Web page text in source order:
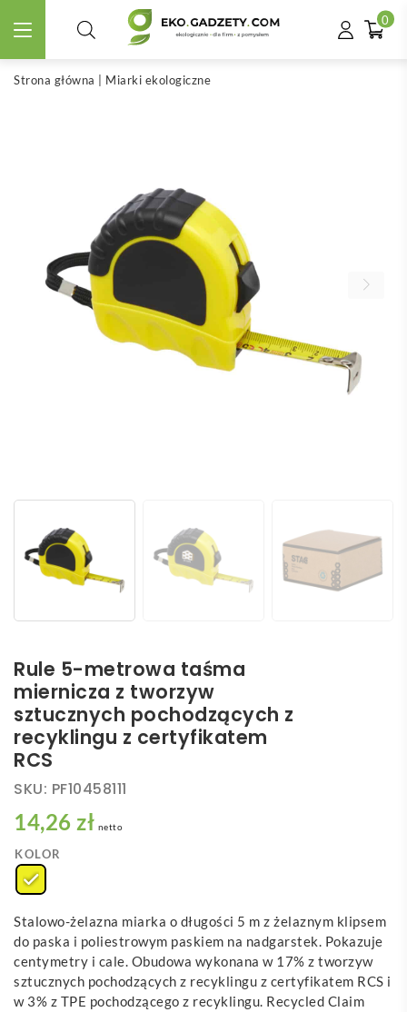
0
Strona główna Miarki ekologiczne
Rule 5-metrowa taśma
miernicza z tworzyw
sztucznych pochodzących z
recyklingu z certyfikatem
RCS
SKU: PF10458111
14,26 zł netto
KOLOR
Stalowo-żelazna miarka o długości 5 m z żelaznym klipsem
do paska i poliestrowym paskiem na nadgarstek. Pokazuje
centymetry i cale. Obudowa wykonana w 17% z tworzyw
sztucznych pochodzących z recyklingu z certyfikatem RCS i
w 3% z TPE pochodzącego z recyklingu. Recycled Claim